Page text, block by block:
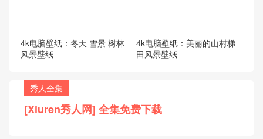
4k电脑壁纸：冬天 雪景 树林
风景壁纸
4k电脑壁纸：美丽的山村梯
田风景壁纸
秀人全集
[Xiuren秀人网] 全集免费下载